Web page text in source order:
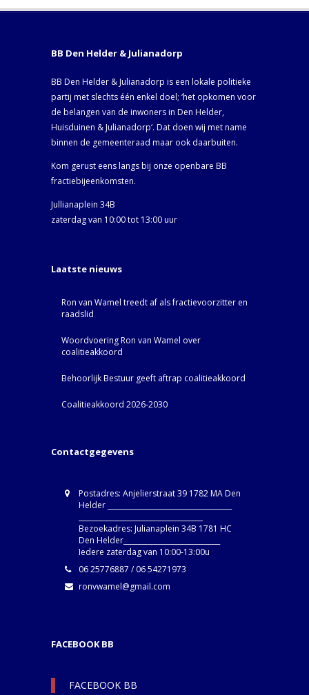
BB Den Helder & Julianadorp
BB Den Helder & Julianadorp is een lokale politieke
partij met slechts één enkel doel; ‘het opkomen voor
de belangen van de inwoners in Den Helder,
Huisduinen & Julianadorp‘. Dat doen wij met name
binnen de gemeenteraad maar ook daarbuiten.
Kom gerust eens langs bij onze openbare BB
fractiebijeenkomsten.
Jullianaplein 34B
zaterdag van 10:00 tot 13:00 uur
Laatste nieuws
Ron van Wamel treedt af als fractievoorzitter en
raadslid
Woordvoering Ron van Wamel over
coalitieakkoord
Behoorlijk Bestuur geeft aftrap coalitieakkoord
Coalitieakkoord 2026-2030
Contactgegevens
Postadres: Anjelierstraat 39 1782 MA Den
Helder ____________________________________
Bezoekadres: Julianaplein 34B 1781 HC
Den Helder____________________________
Iedere zaterdag van 10:00-13:00u
06 25776887 / 06 54271973
ronvwamel@gmail.com
FACEBOOK BB
FACEBOOK BB